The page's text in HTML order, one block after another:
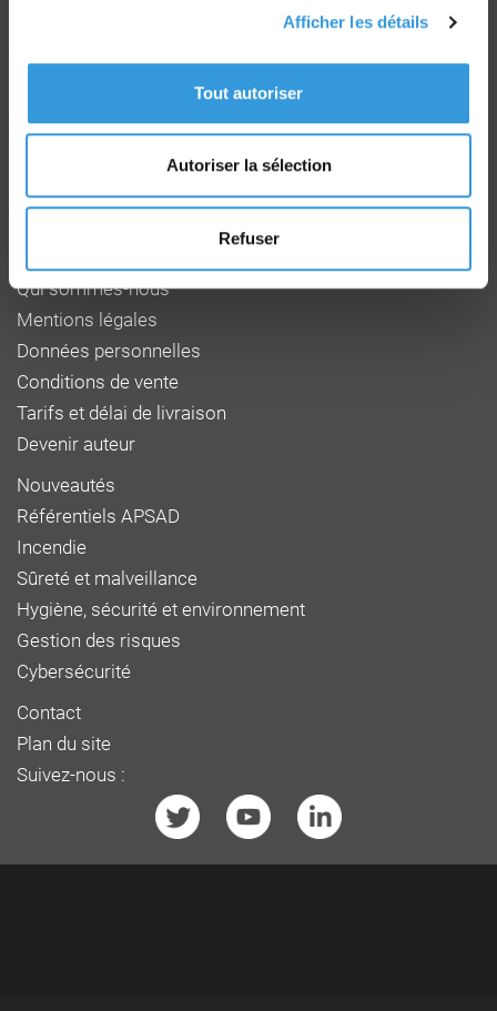
Afficher les détails
Tout autoriser
Autoriser la sélection
Refuser
F 27950 SAINT MARCEL
www.faceaurisque.com
Qui sommes-nous
Mentions légales
Données personnelles
Conditions de vente
Tarifs et délai de livraison
Devenir auteur
Nouveautés
Référentiels APSAD
Incendie
Sûreté et malveillance
Hygiène, sécurité et environnement
Gestion des risques
Cybersécurité
Contact
Plan du site
Suivez-nous :